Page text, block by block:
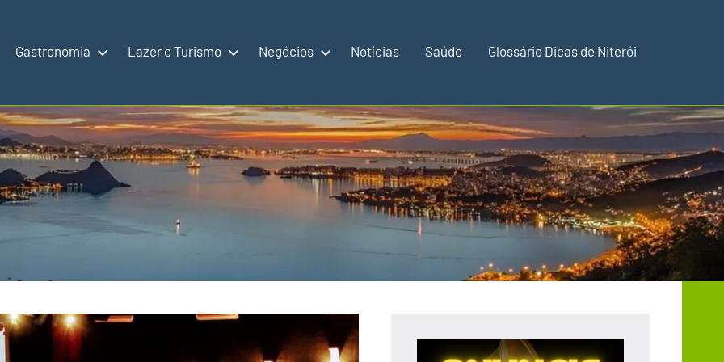
Gastronomia Lazer e Turismo Negócios Notícias Saúde Glossário Dicas de Niterói